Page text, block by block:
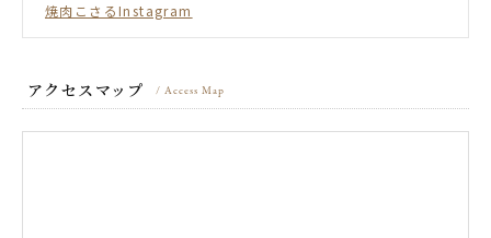
焼肉こさるInstagram
アクセスマップ / Access Map